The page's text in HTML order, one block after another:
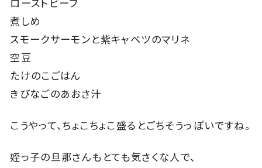
ローストビーフ
煮しめ
スモークサーモンと紫キャベツのマリネ
空豆
たけのこごはん
きびなごのあおさ汁
こうやって、ちょこちょこ盛るとごちそうっぽいですね。
姪っ子の旦那さんもとても気さくな人で、